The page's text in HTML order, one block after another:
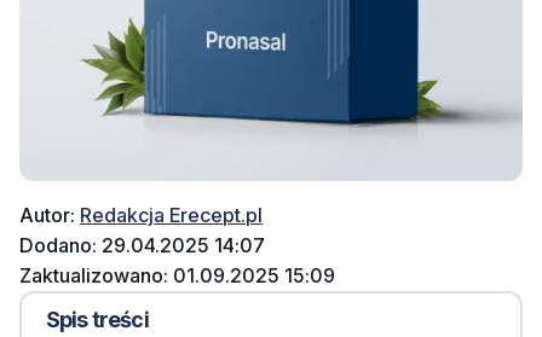
Autor: Redakcja Erecept.pl
Dodano: 29.04.2025 14:07
Zaktualizowano: 01.09.2025 15:09
Spis treści